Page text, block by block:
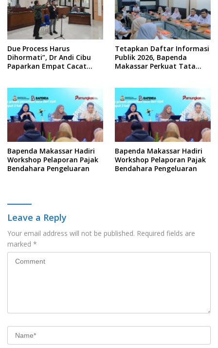
Due Process Harus
Dihormati”, Dr Andi Cibu
Paparkan Empat Cacat
Tetapkan Daftar Informasi
Publik 2026, Bapenda
Makassar Perkuat Tata
Bapenda Makassar Hadiri
Workshop Pelaporan Pajak
Bendahara Pengeluaran
Bapenda Makassar Hadiri
Workshop Pelaporan Pajak
Bendahara Pengeluaran
Leave a Reply
Your email address will not be published. Required fields are
marked *